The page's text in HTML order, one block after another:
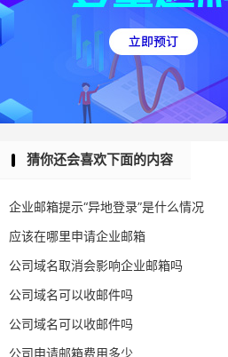
猜你还会喜欢下面的内容
企业邮箱提示“异地登录”是什么情况
应该在哪里申请企业邮箱
公司域名取消会影响企业邮箱吗
公司域名可以收邮件吗
公司域名可以收邮件吗
公司申请邮箱费用多少